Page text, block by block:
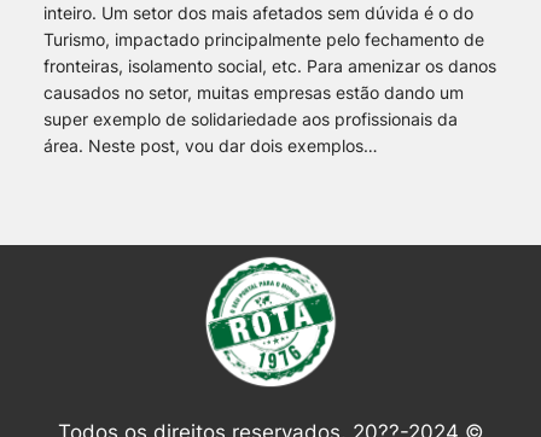
inteiro. Um setor dos mais afetados sem dúvida é o do
Turismo, impactado principalmente pelo fechamento de
fronteiras, isolamento social, etc. Para amenizar os danos
causados no setor, muitas empresas estão dando um
super exemplo de solidariedade aos profissionais da
área. Neste post, vou dar dois exemplos…